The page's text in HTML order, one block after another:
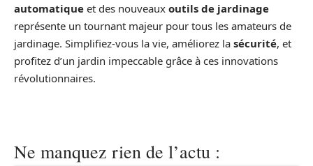
automatique et des nouveaux outils de jardinage
représente un tournant majeur pour tous les amateurs de
jardinage. Simplifiez-vous la vie, améliorez la sécurité, et
profitez d’un jardin impeccable grâce à ces innovations
révolutionnaires.
Ne manquez rien de l’actu :